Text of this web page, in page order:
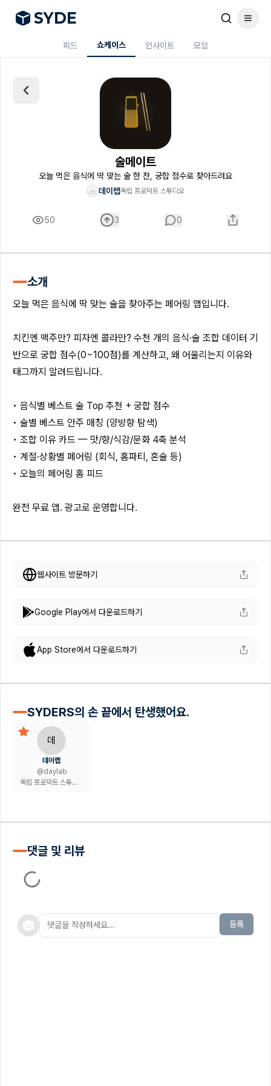
SYDE
피드 쇼케이스 인사이트 모임
술메이트
오늘 먹은 음식에 딱 맞는 술 한 잔, 궁합 점수로 찾아드려요
데이랩독립 프로덕트 스튜디오
50 3 0
소개
오늘 먹은 음식에 딱 맞는 술을 찾아주는 페어링 앱입니다.
치킨엔 맥주만? 피자엔 콜라만? 수천 개의 음식·술 조합 데이터 기
반으로 궁합 점수(0~100점)를 계산하고, 왜 어울리는지 이유와
태그까지 알려드립니다.
• 음식별 베스트 술 Top 추천 + 궁합 점수
• 술별 베스트 안주 매칭 (양방향 탐색)
• 조합 이유 카드 — 맛/향/식감/문화 4축 분석
• 계절·상황별 페어링 (회식, 홈파티, 혼술 등)
• 오늘의 페어링 홈 피드
완전 무료 앱. 광고로 운영합니다.
웹사이트 방문하기
Google Play에서 다운로드하기
App Store에서 다운로드하기
SYDERS의 손 끝에서 탄생했어요.
데
데이랩
@daylab
독립 프로덕트 스튜디오
댓글 및 리뷰
등록